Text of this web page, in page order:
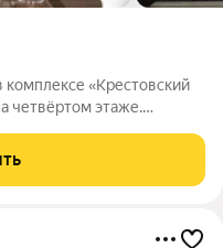
комплексе «Крестовский
четвёртом этаже.
увеличенные